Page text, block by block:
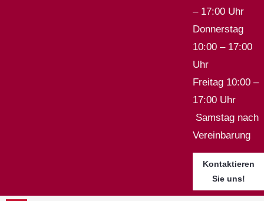
– 17:00 Uhr
Donnerstag
10:00 – 17:00
Uhr
Freitag 10:00 –
17:00 Uhr
Samstag nach
Vereinbarung
Kontaktieren
Sie uns!